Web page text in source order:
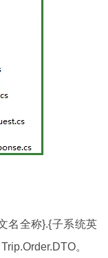
名全称}.{子系统英
。